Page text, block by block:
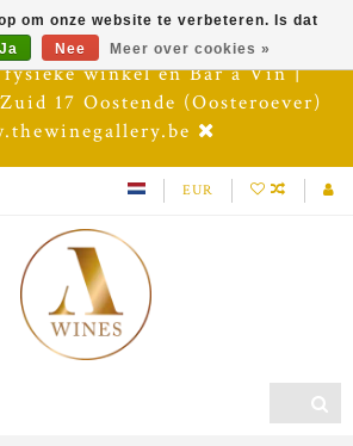
fysieke winkel en Bar à Vin |
17 Oostende (Oosteroever)
EUR
om onze website te verbeteren. Is dat
Ja Nee Meer over cookies »